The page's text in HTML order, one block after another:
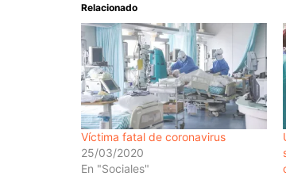
Relacionado
Víctima fatal de coronavirus
25/03/2020
En "Sociales"